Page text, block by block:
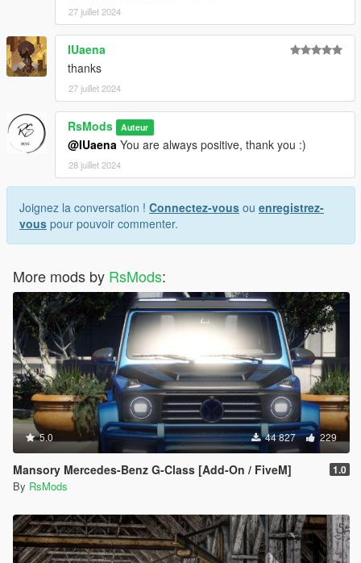
27 juillet 2024
IUaena
thanks
27 juillet 2024
RsMods Auteur
@IUaena You are always positive, thank you :)
28 juillet 2024
Joignez la conversation ! Connectez-vous ou enregistrez-
vous pour pouvoir commenter.
More mods by RsMods:
5.0 44 827 229
Mansory Mercedes-Benz G-Class [Add-On / FiveM] 1.0
By RsMods